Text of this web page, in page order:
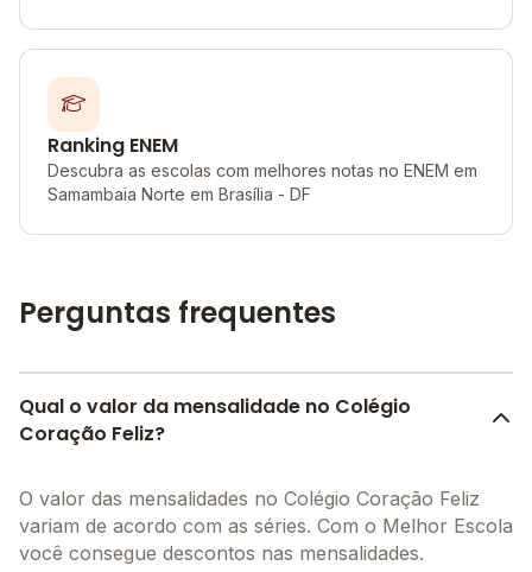
Ranking ENEM
Descubra as escolas com melhores notas no ENEM em
Samambaia Norte em Brasília - DF
Perguntas frequentes
Qual o valor da mensalidade no Colégio
Coração Feliz?
O valor das mensalidades no Colégio Coração Feliz
variam de acordo com as séries. Com o Melhor Escola
você consegue descontos nas mensalidades.